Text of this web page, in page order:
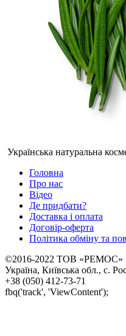
Українська натуральна
Головна
Про нас
Відео
Де придбати?
Доставка і оплата
Договір-оферта
Політика обміну та
©2016-2022 ТОВ «РЕМОС»
Україна, Київська обл., с.
+38 (050) 412-73-71
fbq('track', 'ViewContent');